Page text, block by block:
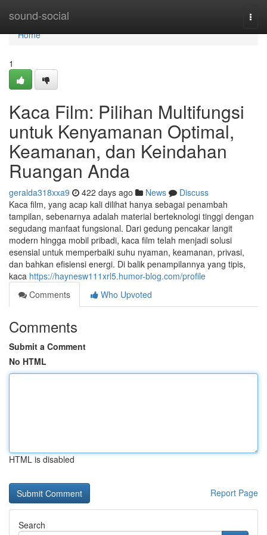
sound-social
Home
Home
1
Kaca Film: Pilihan Multifungsi
untuk Kenyamanan Optimal,
Keamanan, dan Keindahan
Ruangan Anda
geralda318xxa9 422 days ago News
Discuss
Kaca film, yang acap kali dilihat hanya sebagai penambah
tampilan, sebenarnya adalah material berteknologi tinggi dengan
segudang manfaat fungsional. Dari gedung pencakar langit
modern hingga mobil pribadi, kaca film telah menjadi solusi
esensial untuk memperbaiki suhu nyaman, keamanan, privasi,
dan bahkan efisiensi energi. Di balik penampilannya yang tipis,
kaca https://haynesw111xrl5.humor-blog.com/profile
Comments
Who Upvoted
Comments
Submit a Comment
No HTML
HTML is disabled
Report Page
Search